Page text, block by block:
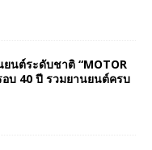
นต์ระดับชาติ “MOTOR
อบ 40 ปี รวมยานยนต์ครบ